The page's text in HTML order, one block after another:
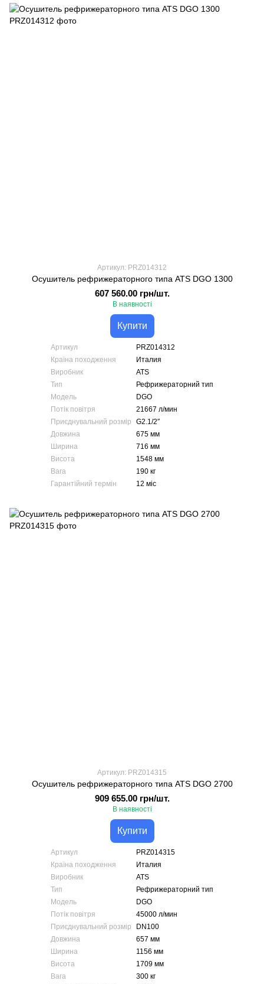
Артикул: PRZ014312
Осушитель рефрижераторного типа ATS DGO 1300
607 560.00 грн/шт.
В наявності
Купити
Артикул
PRZ014312
Країна походження
Италия
Виробник
ATS
Тип
Рефрижераторний тип
Модель
DGO
Потік повітря
21667 л/мин
Приєднувальний розмір
G2.1/2″
Довжина
675 мм
Ширина
716 мм
Висота
1548 мм
Вага
190 кг
Гарантійний термін
12 міс
Артикул: PRZ014315
Осушитель рефрижераторного типа ATS DGO 2700
909 655.00 грн/шт.
В наявності
Купити
Артикул
PRZ014315
Країна походження
Италия
Виробник
ATS
Тип
Рефрижераторний тип
Модель
DGO
Потік повітря
45000 л/мин
Приєднувальний розмір
DN100
Довжина
657 мм
Ширина
1156 мм
Висота
1709 мм
Вага
300 кг